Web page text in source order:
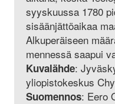
syyskuussa 1780
sisäänjättöaikaa
Alkuperäiseen
mennessä saapui
Kuvalähde:
yliopistokeskus
Suomennos: Eero